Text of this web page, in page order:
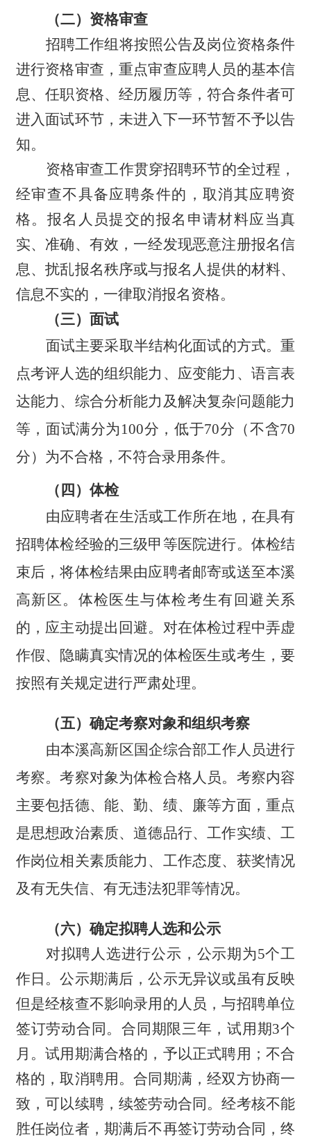
（二）资格审查
招聘工作组将按照公告及岗位资格条件
进行资格审查，重点审查应聘人员的基本信
息、任职资格、经历履历等，符合条件者可
进入面试环节，未进入下一环节暂不予以告
知。
资格审查工作贯穿招聘环节的全过程，
经审查不具备应聘条件的，取消其应聘资
格。报名人员提交的报名申请材料应当真
实、准确、有效，一经发现恶意注册报名信
息、扰乱报名秩序或与报名人提供的材料、
信息不实的，一律取消报名资格。
（三）面试
面试主要采取半结构化面试的方式。重
点考评人选的组织能力、应变能力、语言表
达能力、综合分析能力及解决复杂问题能力
等，面试满分为 100分，低于70分（不含70
分）为不合格，不符合录用条件。
（四）体检
由应聘者在生活或工作所在地，在具有
招聘体检经验的三级甲等医院进行。体检结
束后，将体检结果由应聘者邮寄或送至本溪
高新区。体检医生与体检考生有回避关系
的，应主动提出回避。对在体检过程中弄虚
作假、隐瞒真实情况的体检医生或考生，要
按照有关规定进行严肃处理。
（五）确定考察对象和组织考察
由本溪高新区国企综合部工作人员进行
考察。考察对象为体检合格人员。考察内容
主要包括德、能、勤、绩、廉等方面，重点
是思想政治素质、道德品行、工作实绩、工
作岗位相关素质能力、工作态度、获奖情况
及有无失信、有无违法犯罪等情况。
（六）确定拟聘人选和公示
对拟聘人选进行公示，公示期为5个工
作日。公示期满后，公示无异议或虽有反映
但是经核查不影响录用的人员，与招聘单位
签订劳动合同。合同期限三年，试用期3个
月。试用期满合格的，予以正式聘用；不合
格的，取消聘用。合同期满，经双方协商一
致，可以续聘，续签劳动合同。经考核不能
胜任岗位者，期满后不再签订劳动合同，终